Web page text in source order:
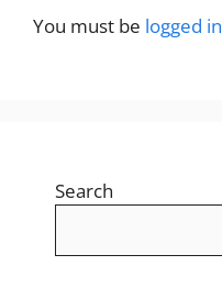
You must be logged in
Search